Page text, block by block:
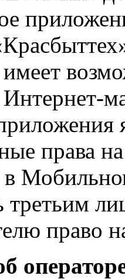
имеет
права
третьим
право